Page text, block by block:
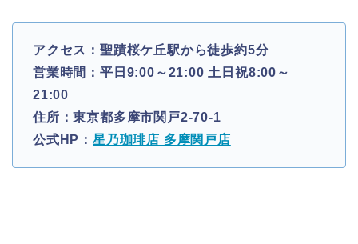
アクセス：聖蹟桜ケ丘駅から徒歩約5分
営業時間：平日9:00～21:00 土日祝8:00～
21:00
住所：東京都多摩市関戸2-70-1
公式HP： 星乃珈琲店 多摩関戸店